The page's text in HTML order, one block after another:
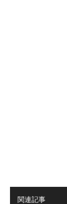
関連記事